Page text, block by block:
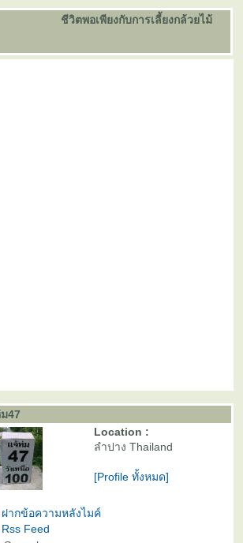
ชีวิตพอเพียงกับการเลี้ยงกล้วยไม้
47
Location :
ลำปาง Thailand
[Profile ทั้งหมด]
ฝากข้อความหลังไมค์
Rss Feed